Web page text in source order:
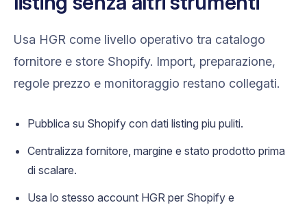
Usa HGR come livello operativo tra catalogo
fornitore e store Shopify. Import, preparazione,
regole prezzo e monitoraggio restano collegati.
Pubblica su Shopify con dati listing piu puliti.
Centralizza fornitore, margine e stato prodotto prima
di scalare.
Usa lo stesso account HGR per Shopify e